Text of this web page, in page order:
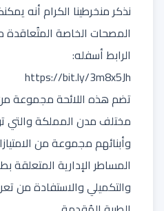
نذكر منخرطينا الكرام أنه
المصحات الخاصة
الرابط أسفله:
https://bit.ly/3m8x5Jh
تضم هذه اللائحة مجموعة
مختلف مدن المملكة والتي
وأبنائهم مجموعة من
المساطر الإدارية المتعلقة
والتكميلي والاستفادة من